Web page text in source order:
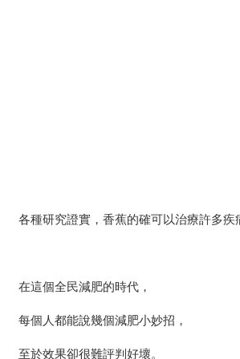
各種研究證實，香蕉的確可以治療許多疾
在這個全民減肥的時代，
每個人都能說幾個減肥小妙招，
至於效果卻很難評判好壞。